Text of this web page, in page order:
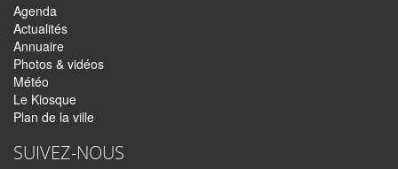
Agenda
Actualités
Annuaire
Photos & vidéos
Météo
Le Kiosque
Plan de la ville
SUIVEZ-NOUS